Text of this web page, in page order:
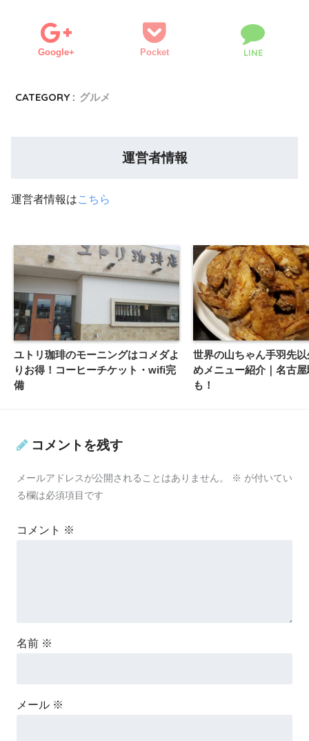
Google+ Pocket LINE
CATEGORY : グルメ
運営者情報
運営者情報はこちら
ユトリ珈琲のモーニングはコメダよ
りお得！コーヒーチケット・wifi完
備
世界の山ちゃん手羽先
めメニュー紹介｜名古
も！
コメントを残す
メールアドレスが公開されることはありません。 ※ が付いてい
る欄は必須項目です
コメント ※
名前 ※
メール ※